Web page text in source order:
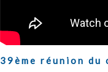
39ème réunion du